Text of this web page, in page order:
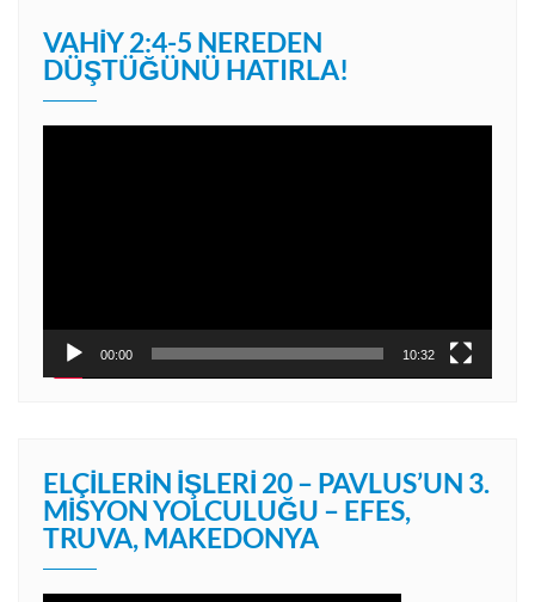
VAHIY 2:4-5 NEREDEN
DÜŞTÜĞÜNÜ HATIRLA!
00:00 10:32
ELÇILERIN İŞLERI 20 – PAVLUS’UN 3.
MISYON YOLCULUĞU – EFES,
TRUVA, MAKEDONYA